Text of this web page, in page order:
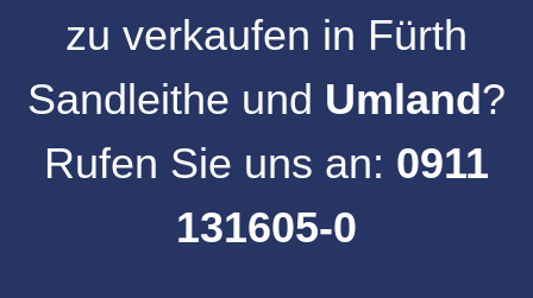
zu verkaufen in Fürth
Sandleithe und Umland?
Rufen Sie uns an: 0911
131605-0